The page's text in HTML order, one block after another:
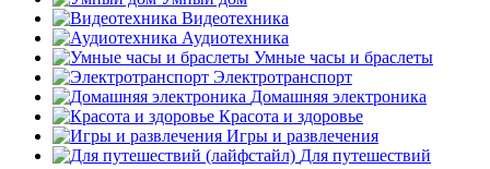
Видеотехника
Аудиотехника
Умные часы и браслеты
Электротранспорт
Домашняя электроника
Красота и здоровье
Игры и развлечения
Для путешествий